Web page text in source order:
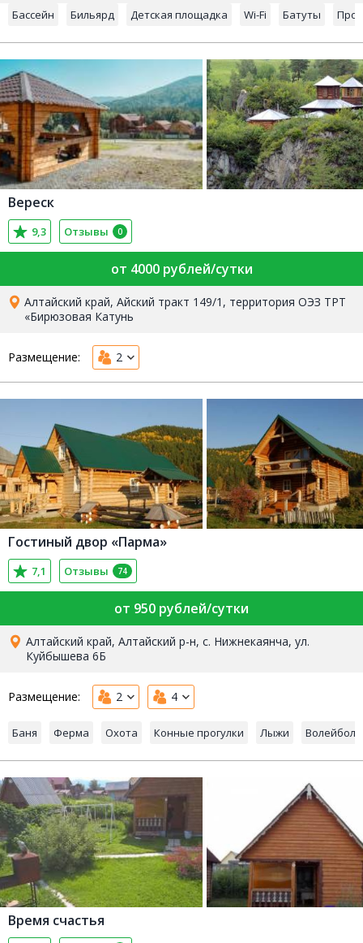
Бассейн Бильярд Детская площадка Wi-Fi Батуты
Вереск
9,3 Отзывы 0
от 4000 рублей/сутки
Алтайский край, Айский тракт 149/1, территория ОЭЗ ТРТ
«Бирюзовая Катунь
Размещение: 2
Гостиный двор «Парма»
7,1 Отзывы 74
от 950 рублей/сутки
Алтайский край, Алтайский р-н, с. Нижнекаянча, ул.
Куйбышева 6Б
Размещение: 2 4
Баня Ферма Охота Конные прогулки Лыжи Волейбол
Время счастья